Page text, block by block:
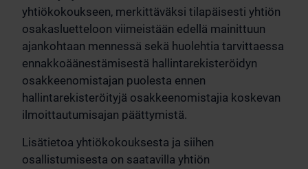
yhtiökokoukseen, merkittäväksi tilapäisesti yhtiön
osakasluetteloon viimeistään edellä mainittuun
ajankohtaan mennessä sekä huolehtia tarvittaessa
ennakkoäänestämisestä hallintarekisteröidyn
osakkeenomistajan puolesta ennen
hallintarekisteröityjä osakkeenomistajia koskevan
ilmoittautumisajan päättymistä.
Lisätietoa yhtiökokouksesta ja siihen
osallistumisesta on saatavilla yhtiön